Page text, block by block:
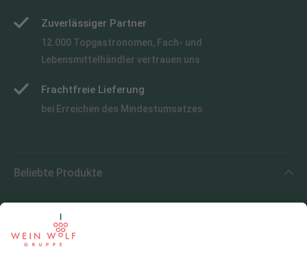
Zuverlässiger Partner
12.000 Topgastronomen, Fach- und
Lebensmittelhändler vertrauen uns
Frachtfreie Lieferung
bei Erreichen des Mindestumsatzes
Beliebte Produkte
Beliebte Regionen